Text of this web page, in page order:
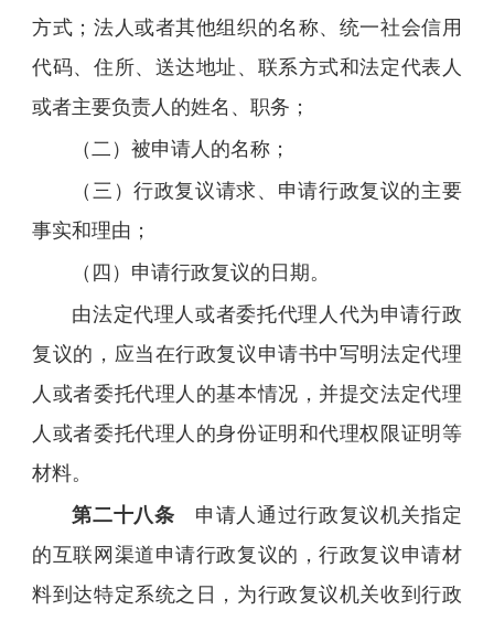
方式；法人或者其他组织的名称、统一社会信用
代码、住所、送达地址、联系方式和法定代表人
或者主要负责人的姓名、职务；
（二）被申请人的名称；
（三）行政复议请求、申请行政复议的主要
事实和理由；
（四）申请行政复议的日期。
由法定代理人或者委托代理人代为申请行政
复议的，应当在行政复议申请书中写明法定代理
人或者委托代理人的基本情况，并提交法定代理
人或者委托代理人的身份证明和代理权限证明等
材料。
第二十八条 申请人通过行政复议机关指定
的互联网渠道申请行政复议的，行政复议申请材
料到达特定系统之日，为行政复议机关收到行政